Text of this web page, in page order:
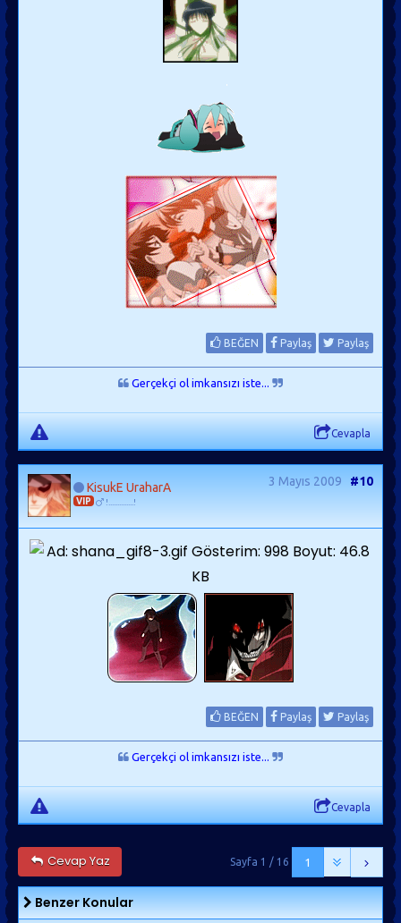
BEĞEN Paylaş Paylaş
Gerçekçi ol imkansızı iste...
Cevapla
KisukE UraharA
VIP !..............!
3 Mayıs 2009 #10
BEĞEN Paylaş Paylaş
Gerçekçi ol imkansızı iste...
Cevapla
Cevap Yaz 1
Sayfa 1 / 16
Benzer Konular